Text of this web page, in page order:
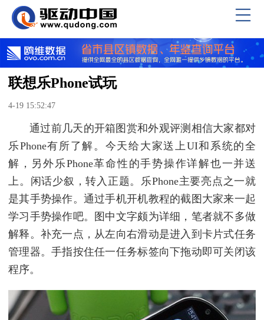
联想乐Phone试玩
4-19 15:52:47
通过前几天的开箱图赏和外观评测相信大家都对
乐Phone有所了解。今天给大家送上UI和系统的全
解，另外乐Phone革命性的手势操作详解也一并送
上。闲话少叙，转入正题。乐Phone主要亮点之一就
是其手势操作。通过手机开机教程的截图大家来一起
学习手势操作吧。图中文字颇为详细，笔者就不多做
解释。补充一点，从左向右滑动是进入到卡片式任务
管理器。手指按住任一任务标签向下拖动即可关闭该
程序。